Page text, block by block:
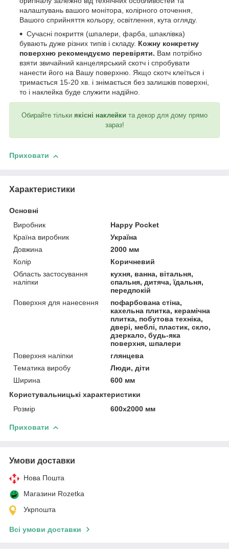
налаштувань вашого монітора, колірного оточення,
Вашого сприйняття кольору, освітлення, кута огляду.
Сучасні покриття (шпалери, фарба, шпаклівка)
бувають дуже різних типів і складу. Кожну конкретну
поверхню рекомендуємо перевіряти. Вам потрібно
взяти звичайний канцелярський скотч і спробувати
нанести його на Вашу поверхню. Якщо скотч клеїться і
тримається 15-20 хв. і знімається без залишків поверхні,
то і наклейка буде служити надійно.
Обирайте тільки якісні наклейки та декор для дому прямо
зараз!
Приховати
Характеристики
Основні
Виробник
Happy Pocket
Країна виробник
Україна
Довжина
2000 мм
Колір
Коричневий
Область застосування
наліпки
кухня, ванна, вітальня,
спальня, дитяча, їдальня,
передпокій
Поверхня для нанесення
пофарбована стіна,
кахельна плитка, керамічна
плитка, побутова техніка,
двері, меблі, пластик, скло,
дзеркало, будь-яка
поверхня, шпалери
Поверхня наліпки
глянцева
Тематика виробу
Люди, діти
Ширина
600 мм
Користувальницькі характеристики
Розмір
600х2000 мм
Приховати
Умови доставки
Нова Пошта
Магазини Rozetka
Укрпошта
Всі умови доставки